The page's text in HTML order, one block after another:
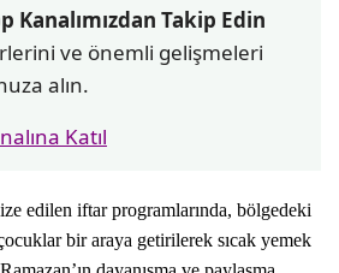
Kanalımızdan Takip Edin
ve önemli gelişmeleri
alın.
Katıl
edilen iftar programlarında, bölgedeki
bir araya getirilerek sıcak yemek